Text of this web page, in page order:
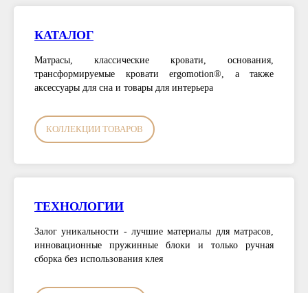
КАТАЛОГ
Матрасы, классические кровати, основания,
трансформируемые кровати ergomotion®, а также
аксессуары для сна и товары для интерьера
КОЛЛЕКЦИИ ТОВАРОВ
ТЕХНОЛОГИИ
Залог уникальности - лучшие материалы для матрасов,
инновационные пружинные блоки и только ручная
сборка без использования клея